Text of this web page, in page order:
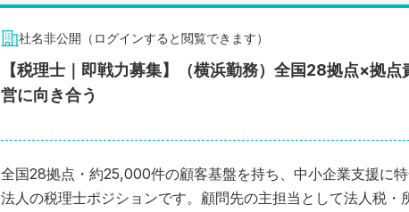
社名非公開（ログインすると閲覧できます）
【税理士｜即戦力募集】（横浜勤務）全国28拠点×拠
営に向き合う
全国28拠点・約25,000件の顧客基盤を持ち、中小企業支援に
法人の税理士ポジションです。顧問先の主担当として法人税・